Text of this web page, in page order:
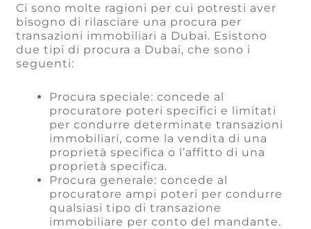
Ci sono molte ragioni per cui potresti aver
bisogno di rilasciare una procura per
transazioni immobiliari a Dubai. Esistono
due tipi di procura a Dubai, che sono i
seguenti:
Procura speciale: concede al
procuratore poteri specifici e limitati
per condurre determinate transazioni
immobiliari, come la vendita di una
proprietà specifica o l’affitto di una
proprietà specifica.
Procura generale: concede al
procuratore ampi poteri per condurre
qualsiasi tipo di transazione
immobiliare per conto del mandante.